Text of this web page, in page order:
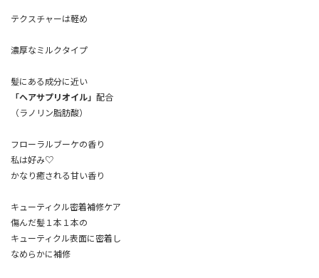
テクスチャーは軽め
濃厚なミルクタイプ
髪にある成分に近い
「ヘアサプリオイル」 配合
（ラノリン脂肪酸）
フローラルブーケの香り
私は好み♡
かなり癒される甘い香り
キューティクル密着補修ケア
傷んだ髪１本１本の
キューティクル表面に密着し
なめらかに補修